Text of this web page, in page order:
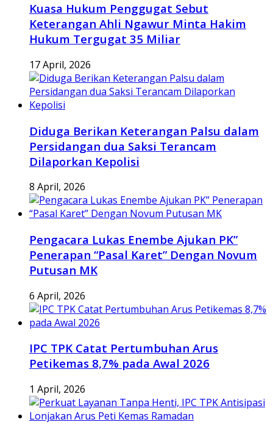
Kuasa Hukum Penggugat Sebut
Keterangan Ahli Ngawur Minta Hakim
Hukum Tergugat 35 Miliar
17 April, 2026
Diduga Berikan Keterangan Palsu dalam
Persidangan dua Saksi Terancam
Dilaporkan Kepolisi
8 April, 2026
Pengacara Lukas Enembe Ajukan PK”
Penerapan “Pasal Karet” Dengan Novum
Putusan MK
6 April, 2026
IPC TPK Catat Pertumbuhan Arus
Petikemas 8,7% pada Awal 2026
1 April, 2026